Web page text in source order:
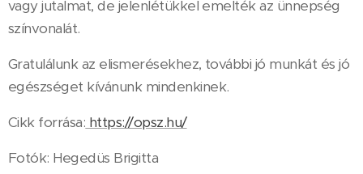
vagy jutalmat, de jelenlétükkel emelték az ünnepség
színvonalát.
Gratulálunk az elismerésekhez, további jó munkát és jó
egészséget kívánunk mindenkinek.
Cikk forrása: https://opsz.hu/
Fotók: Hegedüs Brigitta